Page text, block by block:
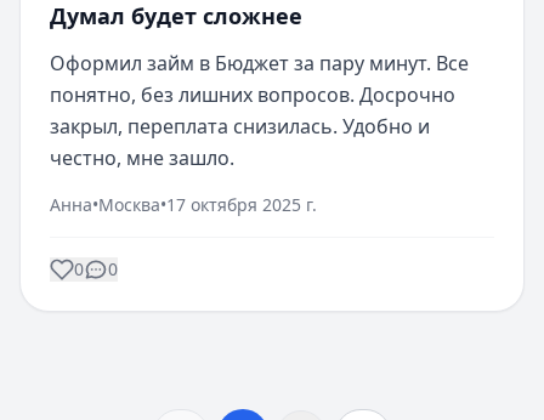
Думал будет сложнее
Оформил займ в Бюджет за пару минут. Все
понятно, без лишних вопросов. Досрочно
закрыл, переплата снизилась. Удобно и
честно, мне зашло.
Анна•Москва•17 октября 2025 г.
0 0